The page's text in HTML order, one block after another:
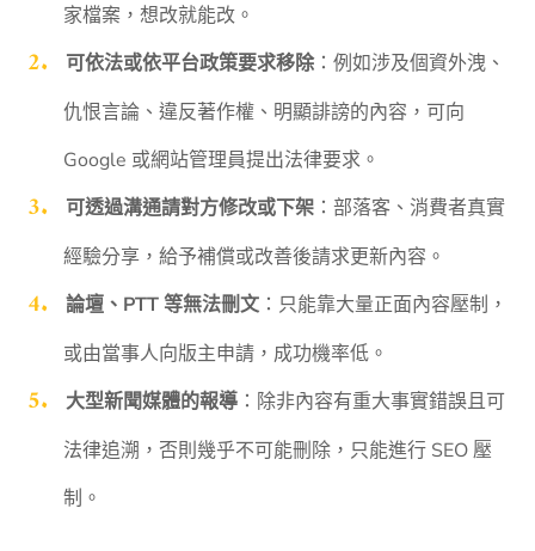
家檔案，想改就能改。
可依法或依平台政策要求移除：例如涉及個資外洩、
仇恨言論、違反著作權、明顯誹謗的內容，可向
Google 或網站管理員提出法律要求。
可透過溝通請對方修改或下架：部落客、消費者真實
經驗分享，給予補償或改善後請求更新內容。
論壇、PTT 等無法刪文：只能靠大量正面內容壓制，
或由當事人向版主申請，成功機率低。
大型新聞媒體的報導：除非內容有重大事實錯誤且可
法律追溯，否則幾乎不可能刪除，只能進行 SEO 壓
制。